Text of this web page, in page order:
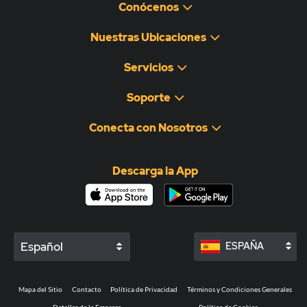
Conócenos
Nuestras Ubicaciones
Servicios
Soporte
Conecta con Nosotros
Descarga la App
Español ESPAÑA
Mapa del Sitio Contacto Política de Privacidad Términos y Condiciones Generales